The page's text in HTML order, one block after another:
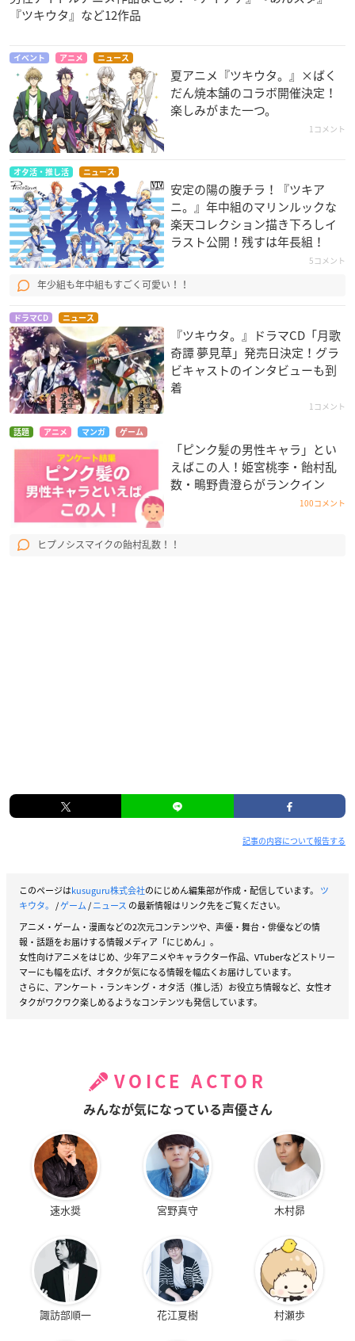
『ツキウタ』など12作品
イベント アニメ ニュース
夏アニメ『ツキウタ。』×ばく
だん焼本舗のコラボ開催決定！
楽しみがまた一つ。
1コメント
オタ活・推し活 ニュース
安定の陽の腹チラ！『ツキア
ニ。』年中組のマリンルックな
楽天コレクション描き下ろしイ
ラスト公開！残すは年長組！
5コメント
年少組も年中組もすごく可愛い！！
ドラマCD ニュース
『ツキウタ。』ドラマCD「月歌
奇譚 夢見草」発売日決定！グラ
ビキャストのインタビューも到
着
1コメント
話題 アニメ マンガ ゲーム
「ピンク髪の男性キャラ」とい
えばこの人！姫宮桃李・飴村乱
数・鴫野貴澄らがランクイン
100コメント
ヒプノシスマイクの飴村乱数！！
記事の内容について報告する
このページはkusuguru株式会社のにじめん編集部が作成・配信しています。 ツ
キウタ。 /ゲーム/ニュース の最新情報はリンク先をご覧ください。
アニメ・ゲーム・漫画などの2次元コンテンツや、声優・舞台・俳優などの情
報・話題をお届けする情報メディア「にじめん」。
女性向けアニメをはじめ、少年アニメやキャラクター作品、VTuberなどストリー
マーにも幅を広げ、オタクが気になる情報を幅広くお届けしています。
さらに、アンケート・ランキング・オタ活（推し活）お役立ち情報など、女性オ
タクがワクワク楽しめるようなコンテンツも発信しています。
VOICE ACTOR
みんなが気になっている声優さん
速水奨 宮野真守 木村昴
諏訪部順一 花江夏樹 村瀬歩